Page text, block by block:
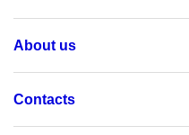
About us
Contacts